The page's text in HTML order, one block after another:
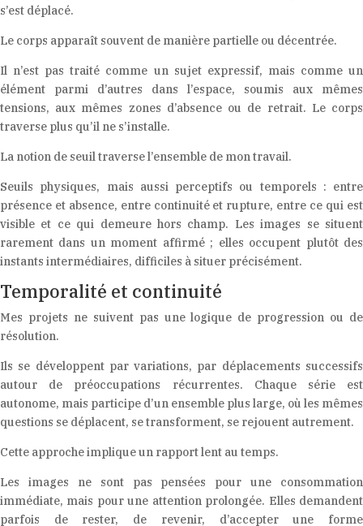
s’est déplacé.
Le corps apparaît souvent de manière partielle ou décentrée.
Il n’est pas traité comme un sujet expressif, mais comme un
élément parmi d’autres dans l’espace, soumis aux mêmes
tensions, aux mêmes zones d’absence ou de retrait. Le corps
traverse plus qu’il ne s’installe.
La notion de seuil traverse l’ensemble de mon travail.
Seuils physiques, mais aussi perceptifs ou temporels : entre
présence et absence, entre continuité et rupture, entre ce qui est
visible et ce qui demeure hors champ. Les images se situent
rarement dans un moment affirmé ; elles occupent plutôt des
instants intermédiaires, difficiles à situer précisément.
Temporalité et continuité
Mes projets ne suivent pas une logique de progression ou de
résolution.
Ils se développent par variations, par déplacements successifs
autour de préoccupations récurrentes. Chaque série est
autonome, mais participe d’un ensemble plus large, où les mêmes
questions se déplacent, se transforment, se rejouent autrement.
Cette approche implique un rapport lent au temps.
Les images ne sont pas pensées pour une consommation
immédiate, mais pour une attention prolongée. Elles demandent
parfois de rester, de revenir, d’accepter une forme